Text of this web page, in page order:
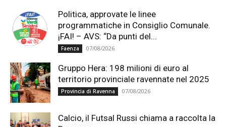
Politica, approvate le linee
programmatiche in Consiglio Comunale.
¡FAI! – AVS: “Da punti del...
Faenza 07/08/2026
Gruppo Hera: 198 milioni di euro al
territorio provinciale ravennate nel 2025
Provincia di Ravenna 07/08/2026
Calcio, il Futsal Russi chiama a raccolta la